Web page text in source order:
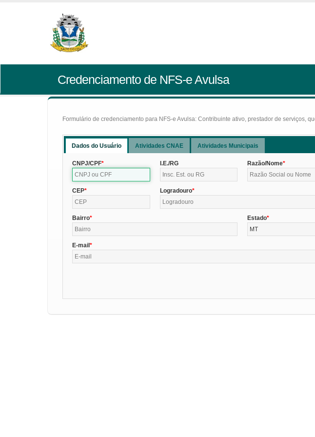
Credenciamento de NFS-e Avulsa
Formulário de credenciamento para NFS-e Avulsa: Contribuinte ativo, prestador de serviços,
Dados do Usuário Atividades CNAE Atividades Municipais
CNPJ/CPF I.E./RG Razão/Nome
CEP Logradouro
Bairro
Estado
MT
E-mail